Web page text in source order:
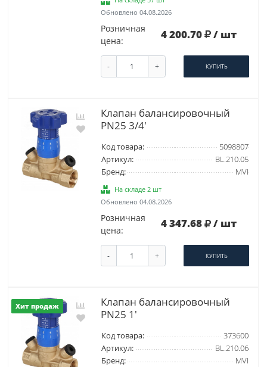
Обновлено 04.08.2026
Розничная
цена:
4 200.70 / шт
- + КУПИТЬ
Клапан балансировочный
PN25 3/4'
Код товара:
5098807
Артикул:
BL.210.05
Бренд:
MVI
На складе 2 шт
Обновлено 04.08.2026
Розничная
цена:
4 347.68 / шт
- + КУПИТЬ
Хит продаж
Клапан балансировочный
PN25 1'
Код товара:
373600
Артикул:
BL.210.06
Бренд:
MVI